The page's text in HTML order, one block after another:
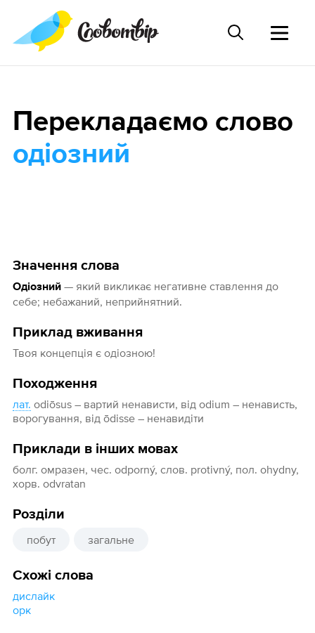
Значення слова
Одіозний— який викликає негативне ставлення до
себе; небажаний, неприйнятний.
Приклад вживання
Твоя концепція є одіозною!
Походження
лат. odiōsus – вартий ненависти, від odium – ненависть,
ворогування, від ōdisse – ненавидіти
Приклади в інших мовах
болг. омразен, чес. odporný, слов. protivný, пол. ohydny,
хорв. odvratan
Розділи
побут загальне
Схожі слова
дислайк
орк
Перекладаємо слово
одіозний